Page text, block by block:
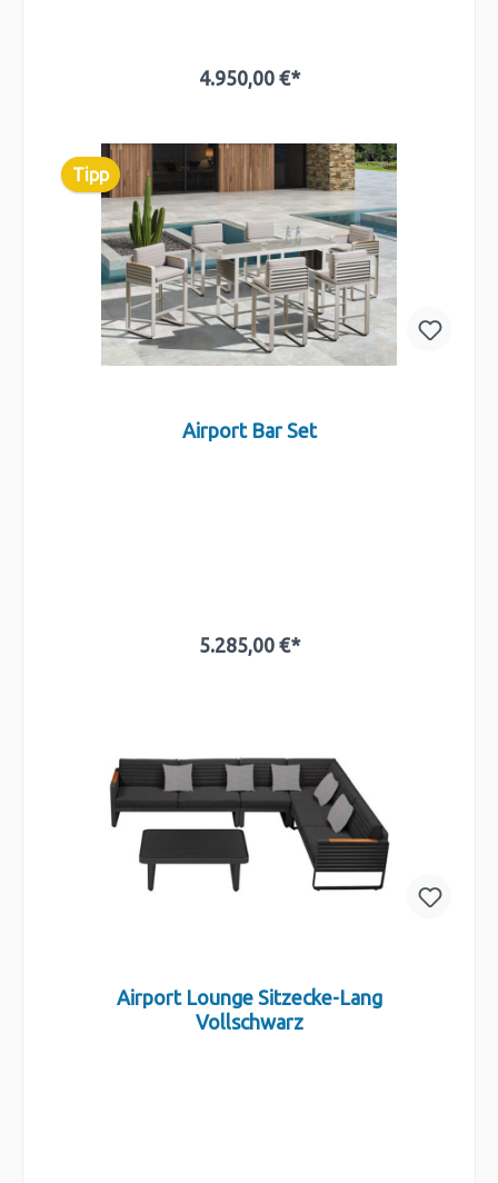
4.950,00 €*
Tipp
Airport Bar Set
5.285,00 €*
Airport Lounge Sitzecke-Lang
Vollschwarz